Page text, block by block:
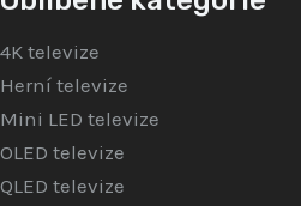
4K televize
Herní televize
Mini LED televize
OLED televize
QLED televize